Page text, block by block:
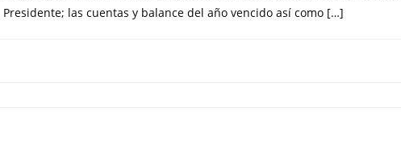
las cuentas y balance del año vencido así como […]